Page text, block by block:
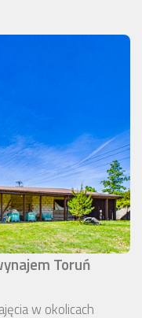
Toruń
w okolicach